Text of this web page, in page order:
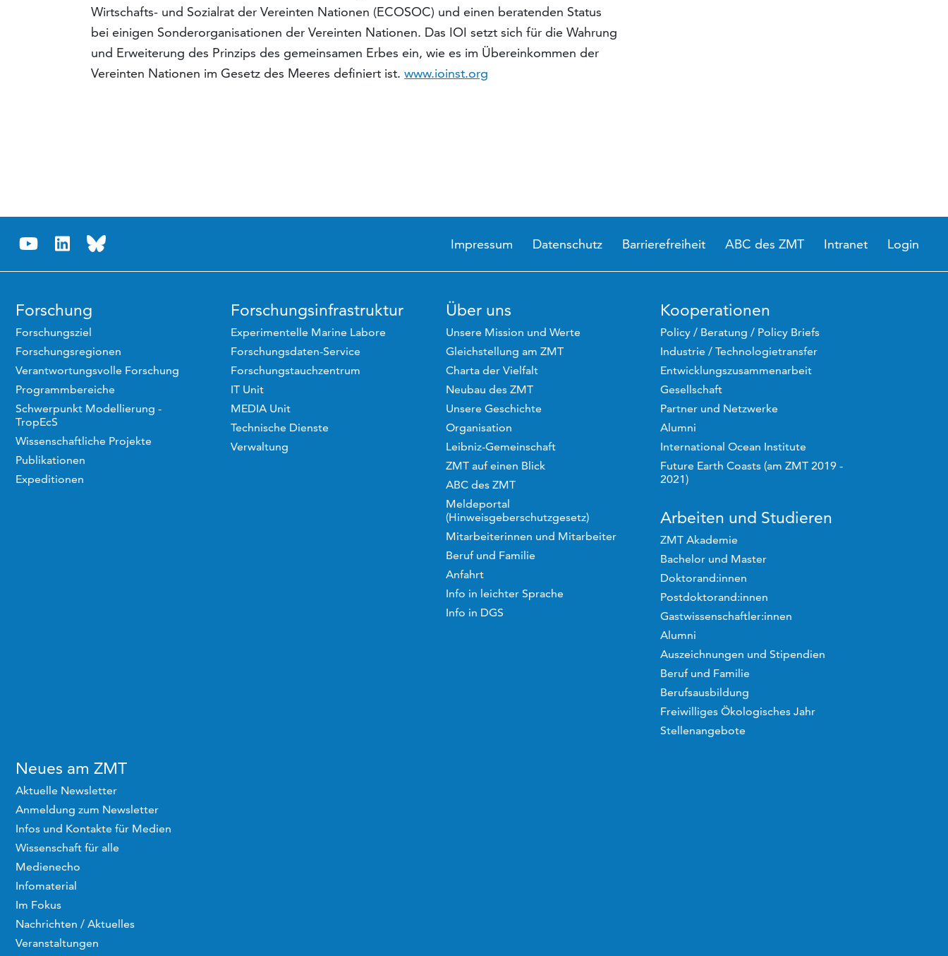
Wirtschafts- und Sozialrat der Vereinten Nationen (ECOSOC) und einen beratenden Status
bei einigen Sonderorganisationen der Vereinten Nationen. Das IOI setzt sich für die Wahrung
und Erweiterung des Prinzips des gemeinsamen Erbes ein, wie es im Übereinkommen der
Vereinten Nationen im Gesetz des Meeres definiert ist.www.ioinst.org
Impressum Datenschutz Barrierefreiheit ABC des ZMT Intranet Login
Forschung
Forschungsziel
Forschungsregionen
Verantwortungsvolle Forschung
Programmbereiche
Schwerpunkt Modellierung -
TropEcS
Wissenschaftliche Projekte
Publikationen
Expeditionen
Forschungsinfrastruktur
Experimentelle Marine Labore
Forschungsdaten-Service
Forschungstauchzentrum
IT Unit
MEDIA Unit
Technische Dienste
Verwaltung
Über uns
Unsere Mission und Werte
Gleichstellung am ZMT
Charta der Vielfalt
Neubau des ZMT
Unsere Geschichte
Organisation
Leibniz-Gemeinschaft
ZMT auf einen Blick
ABC des ZMT
Meldeportal
(Hinweisgeberschutzgesetz)
Mitarbeiterinnen und Mitarbeiter
Beruf und Familie
Anfahrt
Info in leichter Sprache
Info in DGS
Kooperationen
Policy / Beratung / Policy Briefs
Industrie / Technologietransfer
Entwicklungszusammenarbeit
Gesellschaft
Partner und Netzwerke
Alumni
International Ocean Institute
Future Earth Coasts (am ZMT 2019 -
2021)
Arbeiten und Studieren
ZMT Akademie
Bachelor und Master
Doktorand:innen
Postdoktorand:innen
Gastwissenschaftler:innen
Alumni
Auszeichnungen und Stipendien
Beruf und Familie
Berufsausbildung
Freiwilliges Ökologisches Jahr
Stellenangebote
Neues am ZMT
Aktuelle Newsletter
Anmeldung zum Newsletter
Infos und Kontakte für Medien
Wissenschaft für alle
Medienecho
Infomaterial
Im Fokus
Nachrichten / Aktuelles
Veranstaltungen